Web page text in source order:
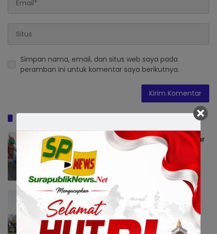
Simpan nama, email, dan situs web saya pada
peramban ini untuk komentar saya berikutnya.
BCA Gandeng PPATK Edukasi 100 Pelajar
dan Lepasliarkan 1.300 Tukik di
Banyuwangi
Jatim Raya 8 Agustus 2026 13:44
Grand Mercure Malang Mirama
Hidupkan Semangat Kemerdekaan
Lewat Olimpiade Agustusan 2026
Hotel & Resto 8 Agustus 2026 13:39